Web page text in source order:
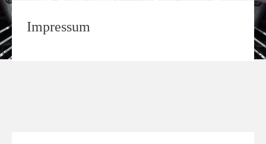
Impressum